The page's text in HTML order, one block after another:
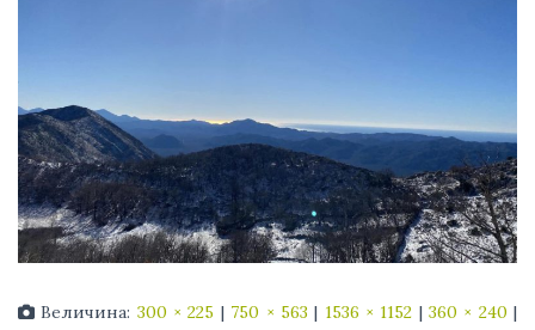
Величина: 300 × 225 | 750 × 563 | 1536 × 1152 | 360 × 240 |